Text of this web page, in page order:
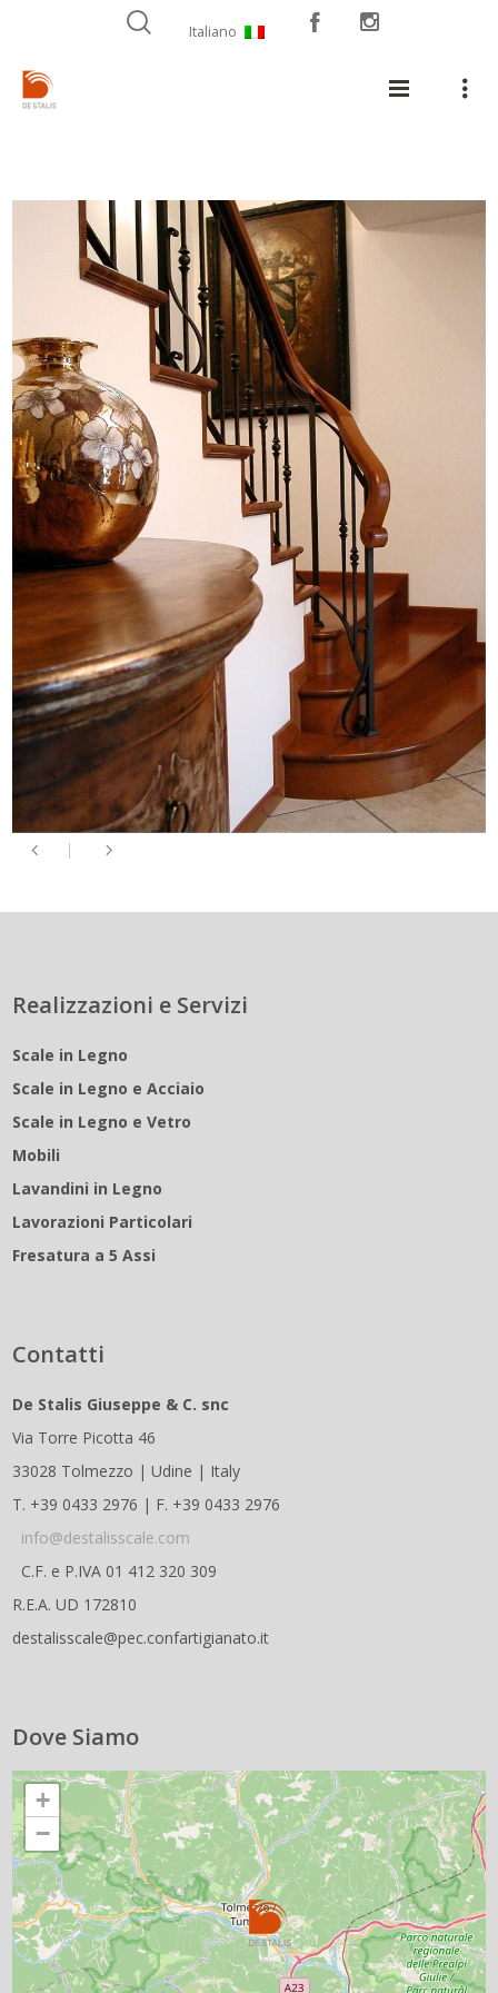
Italiano
Realizzazioni e Servizi
Scale in Legno
Scale in Legno e Acciaio
Scale in Legno e Vetro
Mobili
Lavandini in Legno
Lavorazioni Particolari
Fresatura a 5 Assi
Contatti
De Stalis Giuseppe & C. snc
Via Torre Picotta 46
33028 Tolmezzo | Udine | Italy
T. +39 0433 2976 | F. +39 0433 2976
info@destalisscale.com
C.F. e P.IVA 01 412 320 309
R.E.A. UD 172810
destalisscale@pec.confartigianato.it
Dove Siamo
+
−